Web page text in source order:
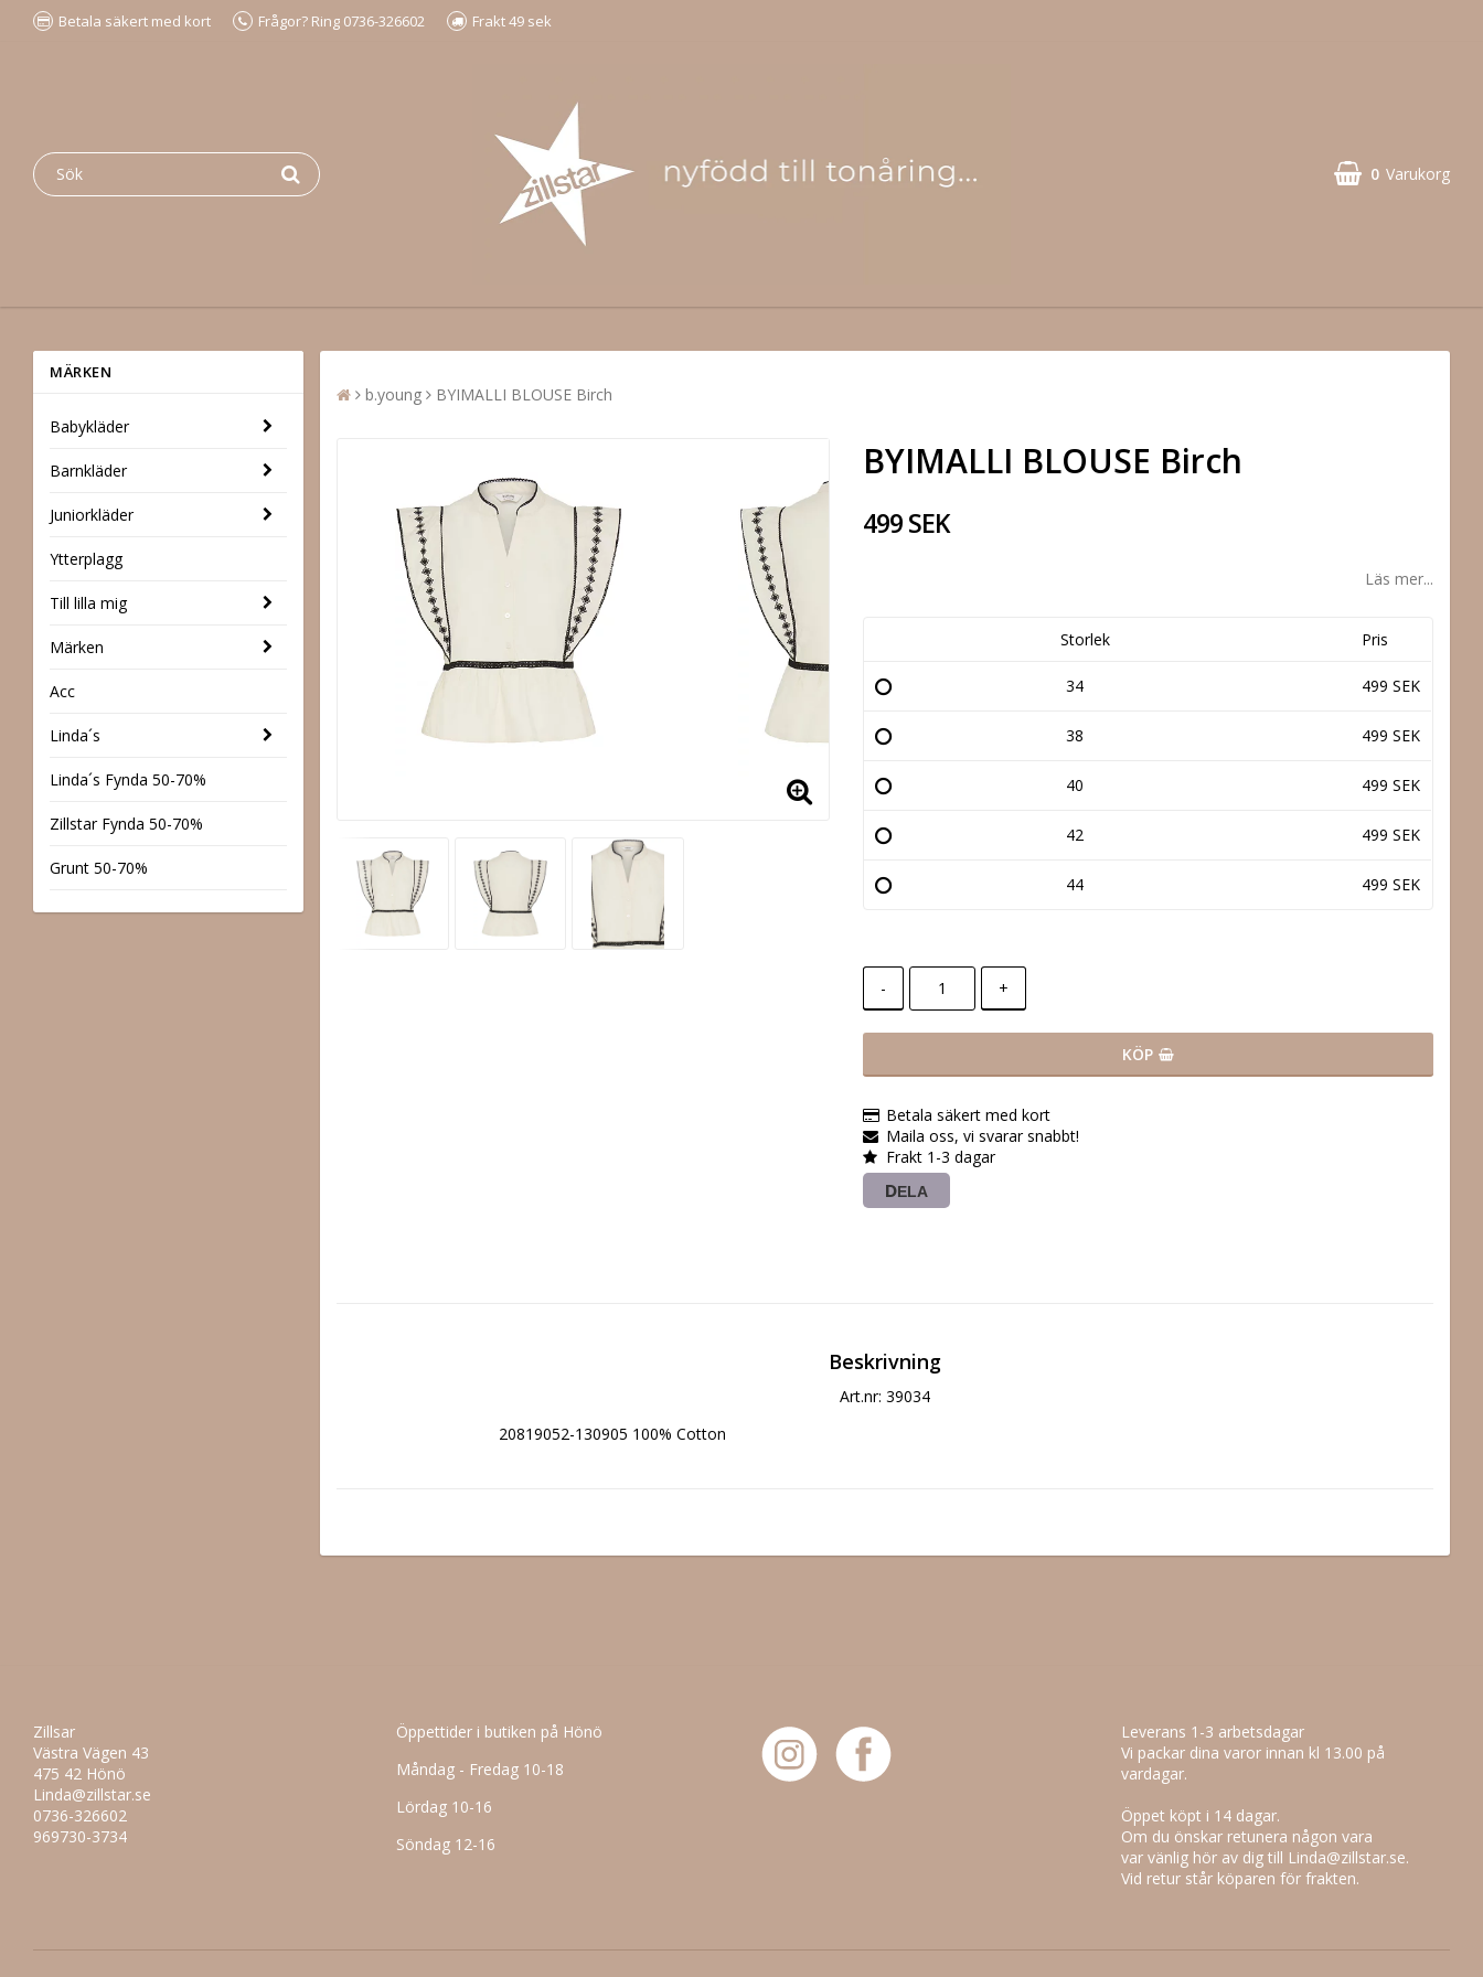
Betala säkert med kort Frågor? Ring 0736-326602 Frakt 49 sek
0 Varukorg
MÄRKEN
Babykläder
Barnkläder
Juniorkläder
Ytterplagg
Till lilla mig
Märken
Acc
Linda´s
Linda´s Fynda 50-70%
Zillstar Fynda 50-70%
Grunt 50-70%
b.young BYIMALLI BLOUSE Birch
BYIMALLI BLOUSE Birch
499 SEK
Läs mer...
Storlek Pris
34 499 SEK
38 499 SEK
40 499 SEK
42 499 SEK
44 499 SEK
- +
KÖP
Betala säkert med kort
Maila oss, vi svarar snabbt!
Frakt 1-3 dagar
DELA
Beskrivning
Art.nr: 39034
20819052-130905 100% Cotton
Zillsar
Västra Vägen 43
475 42 Hönö
Linda@zillstar.se
0736-326602
969730-3734
Öppettider i butiken på Hönö
Måndag - Fredag 10-18
Lördag 10-16
Söndag 12-16
Leverans 1-3 arbetsdagar
Vi packar dina varor innan kl 13.00 på
vardagar.
Öppet köpt i 14 dagar.
Om du önskar retunera någon vara
var vänlig hör av dig till Linda@zillstar.se.
Vid retur står köparen för frakten.